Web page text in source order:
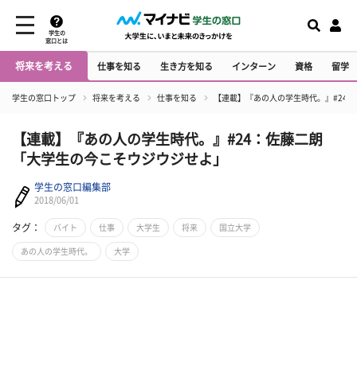
学生の
窓口とは
将来を考える 仕事を知る 生き方を知る インターン 資格 留学
学生の窓口トップ 将来を考える 仕事を知る 【連載】『あの人の学生時代。』#24
【連載】『あの人の学生時代。』#24：佐藤二朗
「大学生の今こそウジウジせよ」
学生の窓口編集部
2018/06/01
タグ： バイト 仕事 大学生 将来 国立大学
あの人の学生時代。 大学